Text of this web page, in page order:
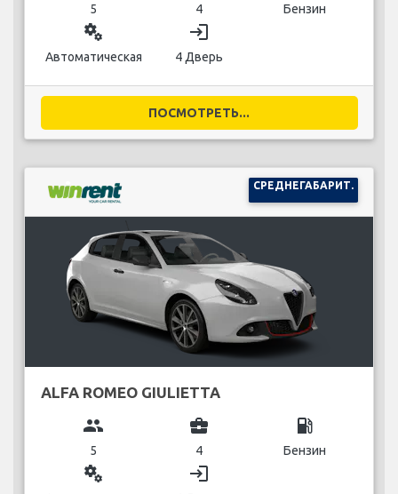
5 4 Бензин
miscellaneous_services
Автоматическая
login
4 Дверь
ПОСМОТРЕТЬ...
СРЕДНЕГАБАРИТ.
ALFA ROMEO GIULIETTA
group
5
business_center
4
local_gas_station
Бензин
miscellaneous_services login